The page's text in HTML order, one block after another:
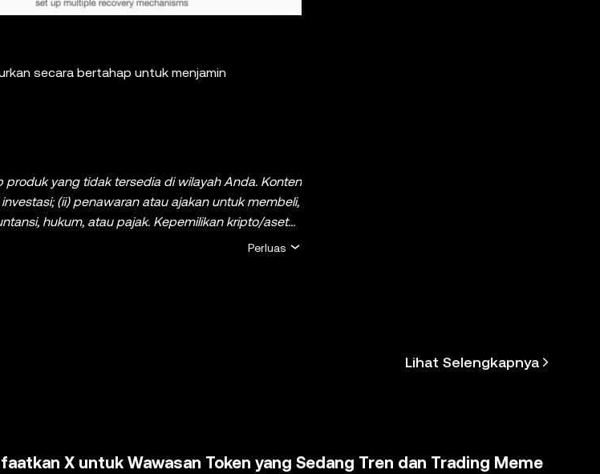
secara bertahap untuk menjamin
yang tidak tersedia di wilayah Anda. Konten
(ii) penawaran atau ajakan untuk membeli,
hukum, atau pajak. Kepemilikan kripto/aset
berfluktuasi dengan signifikan. Pertimbangkan
ditawarkan oleh OKX Exchange dan tunduk
Perluas
Lihat Selengkapnya
X untuk Wawasan Token yang Sedang Tren dan Trading Meme